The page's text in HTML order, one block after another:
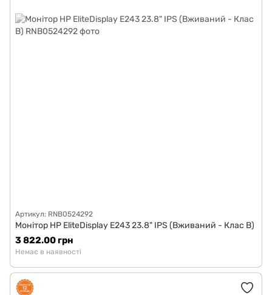
Артикул: RNB0524292
Монітор HP EliteDisplay E243 23.8" IPS (Вживаний - Клас B)
3 822.00 грн
Немає в наявності